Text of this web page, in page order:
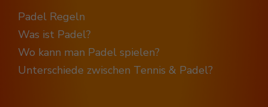
Padel Regeln
Was ist Padel?
Wo kann man Padel spielen?
Unterschiede zwischen Tennis & Padel?